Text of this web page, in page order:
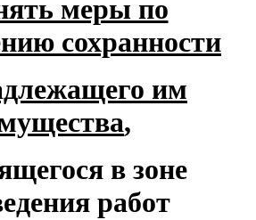
меры по
сохранности
им
,
в зоне
работ